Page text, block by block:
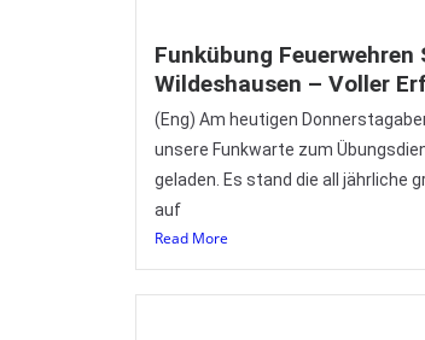
Funkübung Feuerwehren
Wildeshausen – Voller
(Eng) Am heutigen
unsere Funkwarte zum
geladen. Es stand die all jährliche
auf
Read More